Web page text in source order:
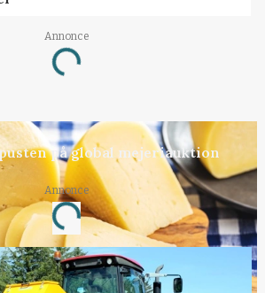
Annonce
Loading...
på global mejeriauktion
Annonce
Loading...